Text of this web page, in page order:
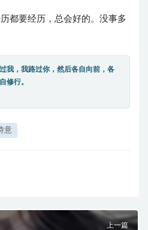
都要经历，总会好的。没事多
我，我路过你，然后各自向前，各
自修行。
意
上一篇